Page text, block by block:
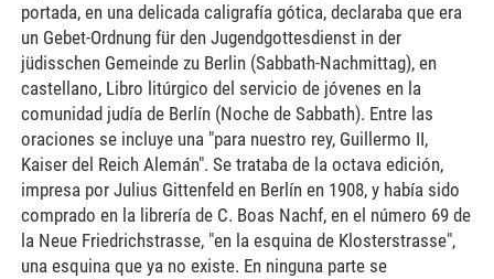
portada, en una delicada caligrafía gótica, declaraba que era
un Gebet-Ordnung für den Jugendgottesdienst in der
jüdisschen Gemeinde zu Berlin (Sabbath-Nachmittag), en
castellano, Libro litúrgico del servicio de jóvenes en la
comunidad judía de Berlín (Noche de Sabbath). Entre las
oraciones se incluye una "para nuestro rey, Guillermo II,
Kaiser del Reich Alemán". Se trataba de la octava edición,
impresa por Julius Gittenfeld en Berlín en 1908, y había sido
comprado en la librería de C. Boas Nachf, en el número 69 de
la Neue Friedrichstrasse, "en la esquina de Klosterstrasse",
una esquina que ya no existe. En ninguna parte se